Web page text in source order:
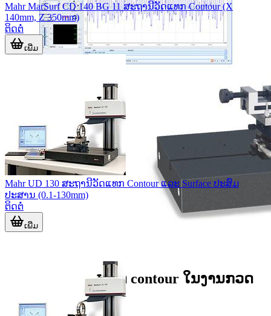
ບົດບາດຂອງເຄື່ອງວັດ contour ໃນງານກວດ
Mahr MarSurf CD 140 BG 11 ສະຖານີວັດແທກ Contour (X
140mm, Z 350mm)
ຕິດຕໍ່
ເພີ່ມ
Mahr UD 130 ສະຖານີວັດແທກ Contour ແລະ Surface ປະສົມ
ປະສານ (0.1-130mm)
ຕິດຕໍ່
ເພີ່ມ